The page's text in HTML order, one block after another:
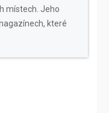
místech. Jeho
které